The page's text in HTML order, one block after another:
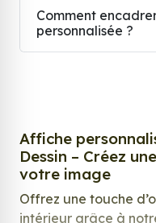
Comment
personnalisée ?
Affiche
Dessin – Créez
votre image
Offrez une touche
intérieur grâce à